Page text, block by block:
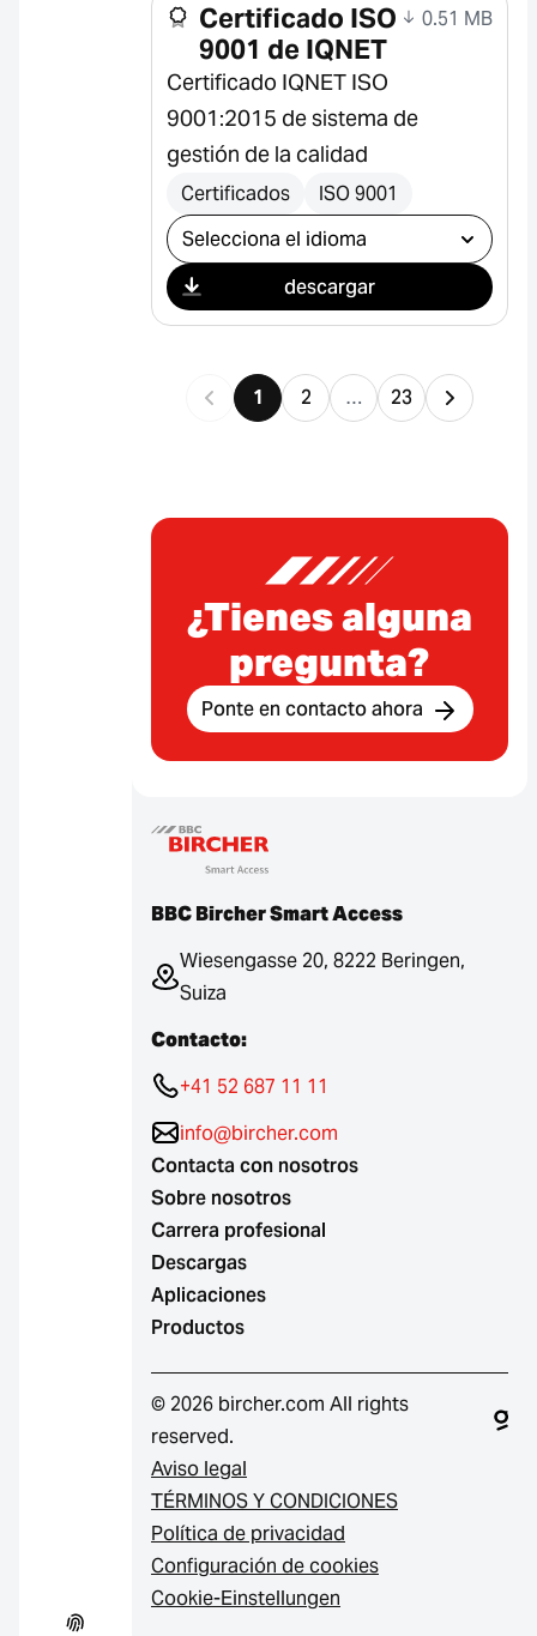
Certificado ISO
9001 de IQNET
0.51 MB
Certificado IQNET ISO
9001:2015 de sistema de
gestión de la calidad
Certificados ISO 9001
Seleccionar descarga
descargar
1 2 … 23
¿Tienes alguna
pregunta?
Ponte en contacto ahora
BBC Bircher Smart Access
Wiesengasse 20, 8222 Beringen,
Suiza
Contacto:
+41 52 687 11 11
info@bircher.com
Contacta con nosotros
Sobre nosotros
Carrera profesional
Descargas
Aplicaciones
Productos
© 2026 bircher.com All rights
reserved.
Aviso legal
TÉRMINOS Y CONDICIONES
Política de privacidad
Configuración de cookies
Cookie-Einstellungen